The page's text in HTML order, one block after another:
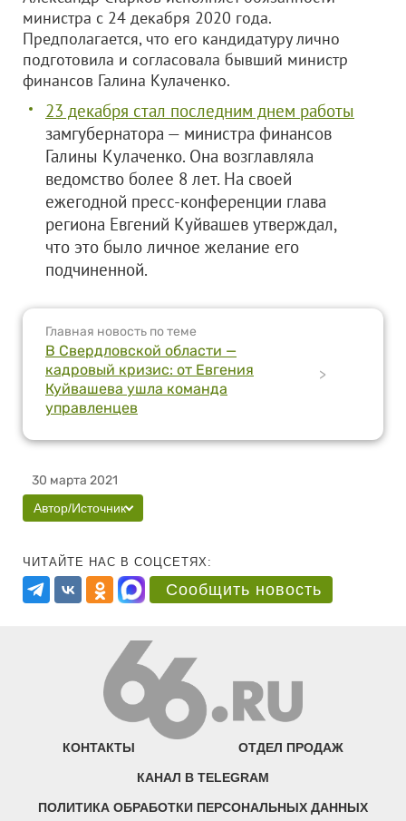
министра с 24 декабря 2020 года.
Предполагается, что его кандидатуру лично
подготовила и согласовала бывший министр
финансов Галина Кулаченко.
23 декабря стал последним днем работы
замгубернатора — министра финансов
Галины Кулаченко. Она возглавляла
ведомство более 8 лет. На своей
ежегодной пресс-конференции глава
региона Евгений Куйвашев утверждал,
что это было личное желание его
подчиненной.
Главная новость по теме
В Свердловской области —
кадровый кризис: от Евгения
Куйвашева ушла команда
управленцев
>
30 марта 2021
Автор/Источник
ЧИТАЙТЕ НАС В СОЦСЕТЯХ:
Сообщить новость
КОНТАКТЫ ОТДЕЛ ПРОДАЖ
КАНАЛ В TELEGRAM
ПОЛИТИКА ОБРАБОТКИ ПЕРСОНАЛЬНЫХ ДАННЫХ